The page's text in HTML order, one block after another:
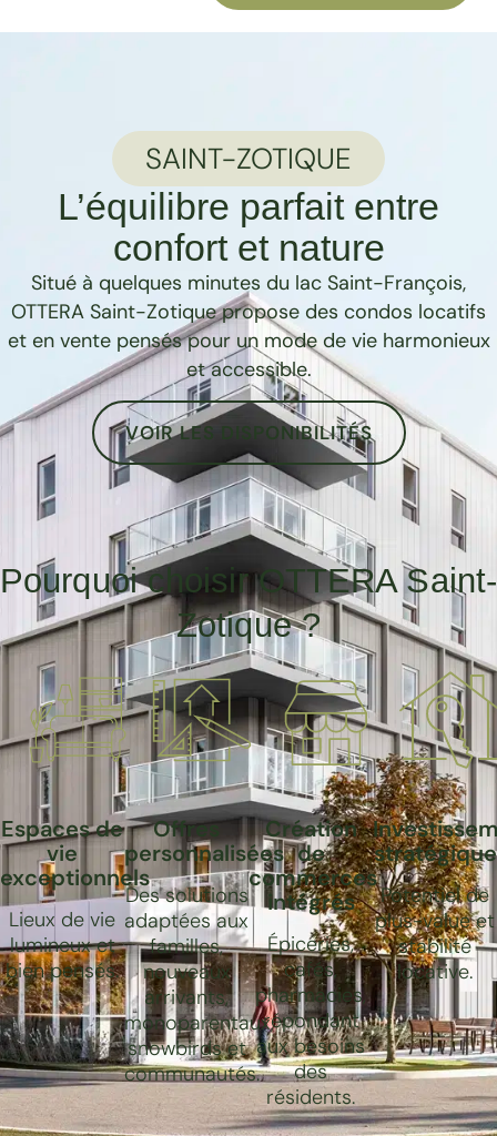
SAINT-ZOTIQUE
L’équilibre parfait entre
confort et nature
Situé à quelques minutes du lac Saint-François,
OTTERA Saint-Zotique propose des condos locatifs
et en vente pensés pour un mode de vie harmonieux
et accessible.
VOIR LES DISPONIBILITÉS
Pourquoi choisir OTTERA Saint-
Zotique ?
Espaces de
vie
exceptionnels
Lieux de vie
lumineux et
bien pensés.
Offres
personnalisées
Des solutions
adaptées aux
familles,
nouveaux
arrivants,
monoparentaux,
snowbirds et
communautés.
Création
de
commerces
intégrés
Épiceries,
cafés,
pharmacies,
répondant
aux besoins
des
résidents.
stratégique
Potentiel de
plus-value et
stabilité
locative.